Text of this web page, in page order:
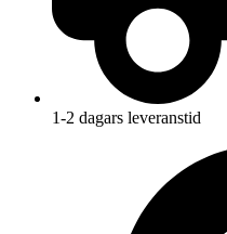
1-2 dagars leveranstid